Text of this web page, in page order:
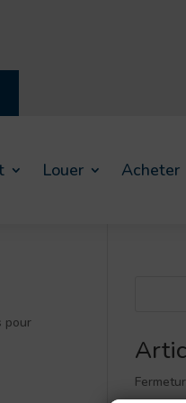
Louer Acheter
pour